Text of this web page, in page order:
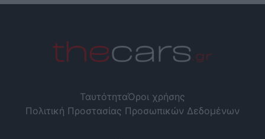
ΤαυτότηταΌροι χρήσης
Πολιτική Προστασίας Προσωπικών Δεδομένων